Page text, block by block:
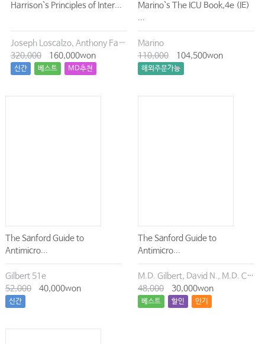
Harrison`s Principles of Inter...
Joseph Loscalzo, Anthony Fauci, Dennis Kasper, Stephen Hauser, Dan Longo, J. Larry Jameson
320,000
160,000won
신간 베스트 MD추천
Marino`s The ICU Book,4e (IE)
...
Marino
110,000
104,500won
해외주문가능
The Sanford Guide to
Antimicro...
Gilbert 51e
52,000
40,000won
신간
The Sanford Guide to
Antimicro...
M.D. Gilbert, David N., M.D. Chambers, Henry F., M.D. Eliopoulos, George M., M.D. Saag, Michael S., M.D. Pavia, Andrew T.
48,000
30,000won
베스트 할인 인기